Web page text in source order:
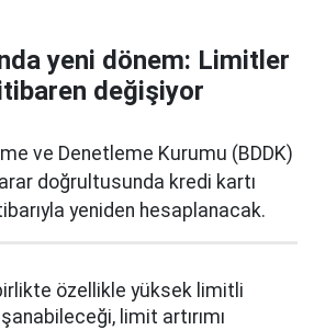
yeni dönem: Limitler
değişiyor
ve Denetleme Kurumu (BDDK)
doğrultusunda kredi kartı
yeniden hesaplanacak.
özellikle yüksek limitli
limit artırımı